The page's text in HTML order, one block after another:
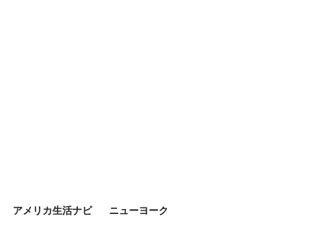
アメリカ生活ナビ ニューヨーク